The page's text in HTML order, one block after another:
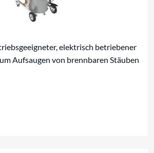
elektrisch betriebener
Aufsaugen von brennbaren Stäuben